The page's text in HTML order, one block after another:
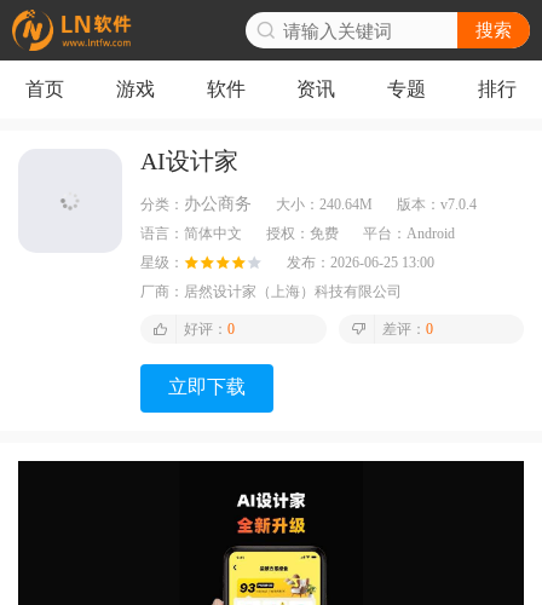
搜索
首页 游戏 软件 资讯 专题 排行
AI设计家
分类： 办公商务 大小： 240.64M 版本： v7.0.4
语言： 简体中文 授权： 免费 平台： Android
星级：
发布： 2026-06-25 13:00
厂商： 居然设计家（上海）科技有限公司
好评： 0 差评： 0
立即下载